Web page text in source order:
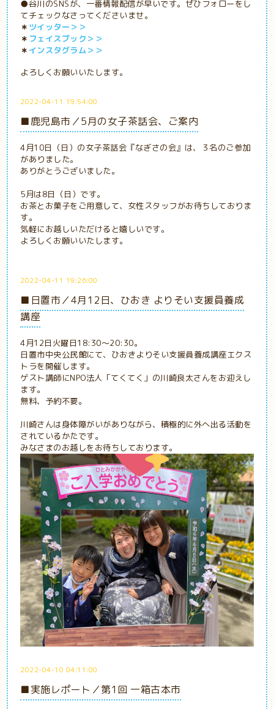
●谷川のSNSが、一番情報配信が早いです。ぜひフォローをし
てチェックなさってくださいませ。
＊ ツイッター＞＞
＊ フェイスブック＞＞
＊ インスタグラム＞＞
よろしくお願いいたします。
2022-04-11 19:54:00
■鹿児島市／5月の女子茶話会、ご案内
4月10日（日）の女子茶話会『なぎさの会』は、３名のご参加
がありました。
ありがとうございました。
5月は8日（日）です。
お茶とお菓子をご用意して、女性スタッフがお待ちしておりま
す。
気軽にお越しいただけると嬉しいです。
よろしくお願いいたします。
2022-04-11 19:26:00
■日置市／4月12日、ひおき よりそい支援員養成
講座
4月12日火曜日18:30～20:30。
日置市中央公民館にて、ひおきよりそい支援員養成講座エクス
トラを開催します。
ゲスト講師にNPO法人「てくてく」の川崎良太さんをお迎えし
ます。
無料、予約不要。
川崎さんは身体障がいがありながら、積極的に外へ出る活動を
されているかたです。
みなさまのお越しをお待ちしております。
2022-04-10 04:11:00
■実施レポート／第1回 一箱古本市